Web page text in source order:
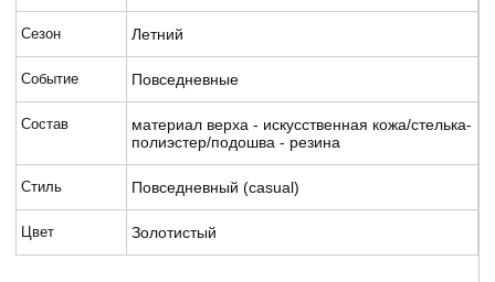
Сезон Летний
Событие Повседневные
Состав
материал верха - искусственная кожа/стелька-
полиэстер/подошва - резина
Стиль Повседневный (casual)
Цвет Золотистый